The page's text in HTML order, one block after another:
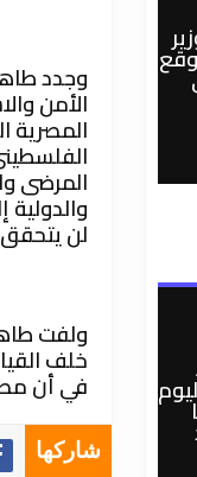
وجدد
الأمن
المصرية
المرضى
لن يتحقق
ولفت
خلف
في أن
شاركها